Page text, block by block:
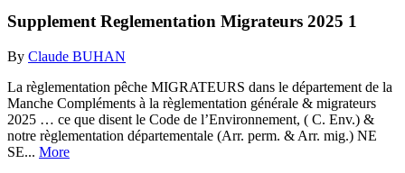
Supplement Reglementation Migrateurs 2025 1
By Claude BUHAN
La règlementation pêche MIGRATEURS dans le département de la
Manche Compléments à la règlementation générale & migrateurs
2025 … ce que disent le Code de l’Environnement, ( C. Env.) &
notre règlementation départementale (Arr. perm. & Arr. mig.) NE
SE... More